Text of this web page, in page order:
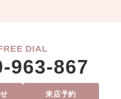
DIAL
963-867
来店予約